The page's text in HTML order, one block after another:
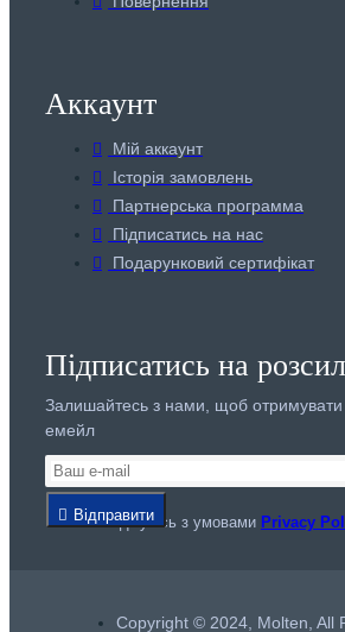
Аккаунт
Мій аккаунт
Історія замовлень
Партнерська программа
Підписатись на нас
Подарунковий сертифікат
Підписатись на
Залишайтесь з нами, щоб отримувати
емейл
Відправити
Я погоджуюсь з умовами Privacy
Copyright © 2024, Molten, All